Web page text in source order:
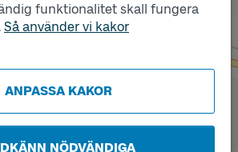
funktionalitet skall fungera
Så använder vi kakor
ANPASSA KAKOR
NÖDVÄNDIGA
Läge
A